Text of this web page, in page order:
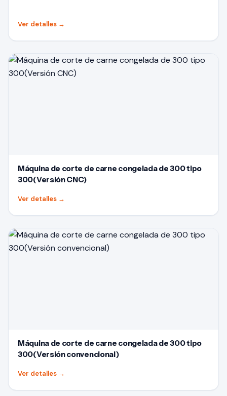
Ver detalles →
Máquina de corte de carne congelada de 300 tipo
300(Versión CNC)
Ver detalles →
Máquina de corte de carne congelada de 300 tipo
300(Versión convencional)
Ver detalles →